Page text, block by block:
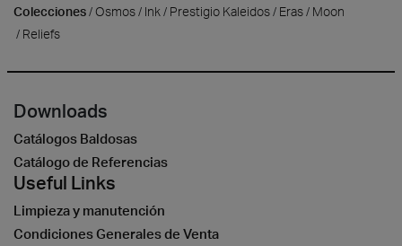
Colecciones
Osmos Ink Prestigio Kaleidos Eras
Moon
Reliefs
Downloads
Catálogos Baldosas
Catálogo de Referencias
Useful Links
Limpieza y manutención
Condiciones Generales de Venta